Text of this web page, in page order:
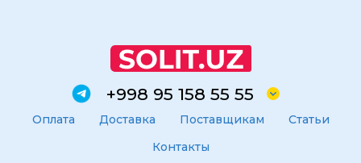
+998 95 158 55 55
Оплата Доставка Поставщикам
Статьи
Контакты